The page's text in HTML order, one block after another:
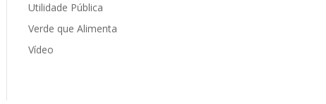
Utilidade Pública
Verde que Alimenta
Vídeo